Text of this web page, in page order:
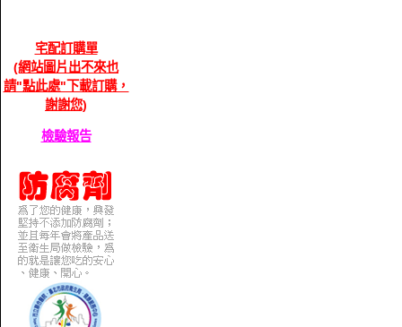
宅配訂購單
(網站圖片出不來也
請"點此處"下載訂購，
謝謝您)
檢驗報告